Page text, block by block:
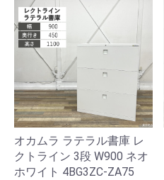
オカムラ ラテラル書庫 レ
クトライン 3段 W900 ネオ
ホワイト 4BG3ZC-ZA75